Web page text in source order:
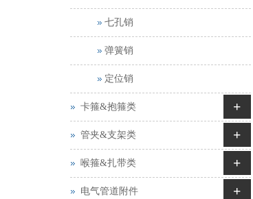
七孔销
弹簧销
定位销
卡箍&抱箍类 +
管夹&支架类 +
喉箍&扎带类 +
电气管道附件 +